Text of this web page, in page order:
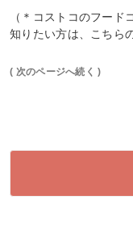
（＊コストコのフード
知りたい方は、こちら
( 次のページへ続く )